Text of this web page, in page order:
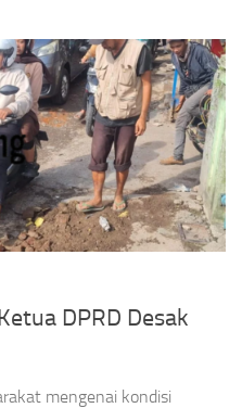
DPRD Desak
mengenai kondisi